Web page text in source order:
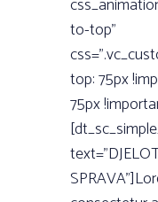
to-top”
top: 75px
75px